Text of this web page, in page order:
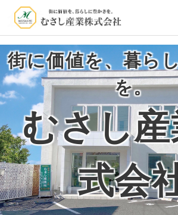
創業1963年
街に価値を、暮ら
を。
むさし
式会